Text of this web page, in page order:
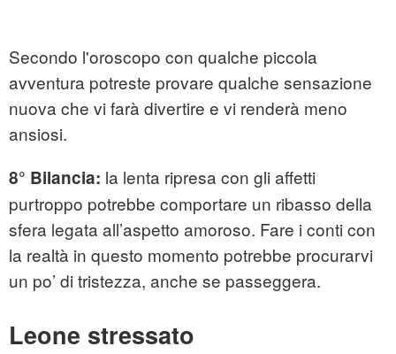
Secondo l'oroscopo con qualche piccola
avventura potreste provare qualche sensazione
nuova che vi farà divertire e vi renderà meno
ansiosi.
8° Bilancia: la lenta ripresa con gli affetti
purtroppo potrebbe comportare un ribasso della
sfera legata all’aspetto amoroso. Fare i conti con
la realtà in questo momento potrebbe procurarvi
un po’ di tristezza, anche se passeggera.
Leone stressato